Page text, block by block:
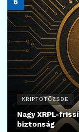
KRIPTOTŐZSDE
Nagy XRPL-
biztonság